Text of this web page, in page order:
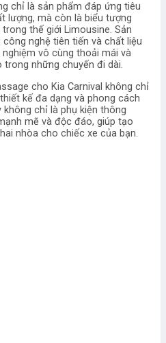
chỉ là sản phẩm đáp ứng tiêu
lượng, mà còn là biểu tượng
thế giới Limousine. Sản
nghệ tiên tiến và chất liệu
vô cùng thoải mái và
trong những chuyến đi dài.
cho Kia Carnival không chỉ
kế đa dạng và phong cách
chỉ là phụ kiện thông
mẽ và độc đáo, giúp tạo
nhòa cho chiếc xe của bạn.